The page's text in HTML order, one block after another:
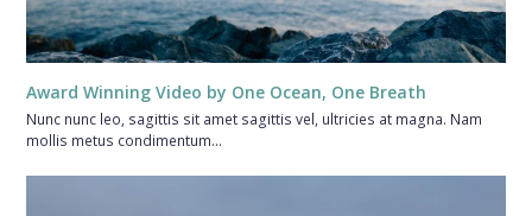
Award Winning Video by One Ocean, One Breath
Nunc nunc leo, sagittis sit amet sagittis vel, ultricies at magna. Nam
mollis metus condimentum…